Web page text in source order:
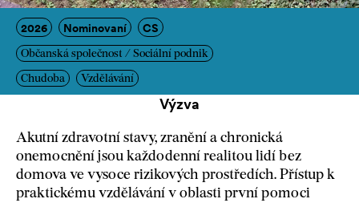
2026 Nominovaní CS
Občanská společnost / Sociální podnik
Chudoba Vzdělávání
Výzva
Akutní zdravotní stavy, zranění a chronická
onemocnění jsou každodenní realitou lidí bez
domova ve vysoce rizikových prostředích. Přístup k
praktickému vzdělávání v oblasti první pomoci